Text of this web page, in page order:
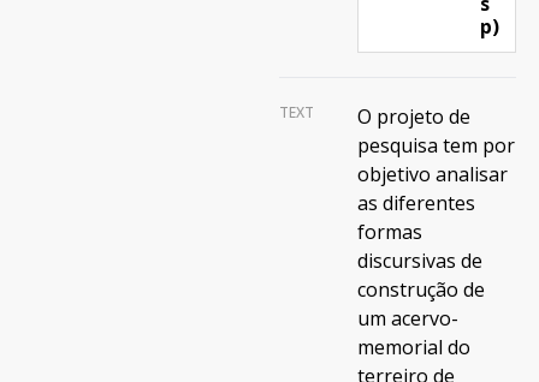
p)
TEXT
O projeto de
pesquisa tem por
objetivo analisar
as diferentes
formas
discursivas de
construção de
um acervo-
memorial do
terreiro de